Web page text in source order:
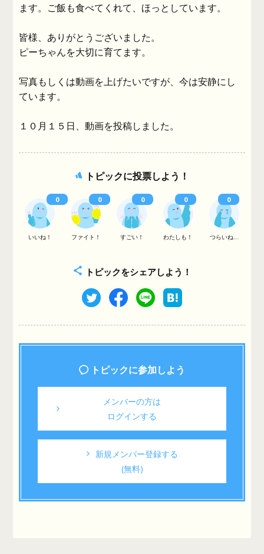
ます。ご飯も食べてくれて、ほっとしています。
皆様、ありがとうございました。
ピーちゃんを大切に育てます。
写真もしくは動画を上げたいですが、今は安静にし
ています。
１０月１５日、動画を投稿しました。
トピックに投票しよう！
いいね！ ファイト！ すごい！ わたしも！ つらいね...
0 0 0 0 0
トピックをシェアしよう！
トピックに参加しよう
メンバーの方は
ログインする
新規メンバー登録する
(無料)